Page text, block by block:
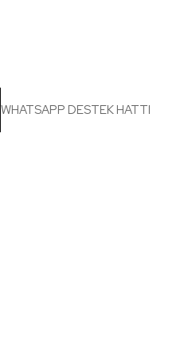
WHATSAPP DESTEK HATTI